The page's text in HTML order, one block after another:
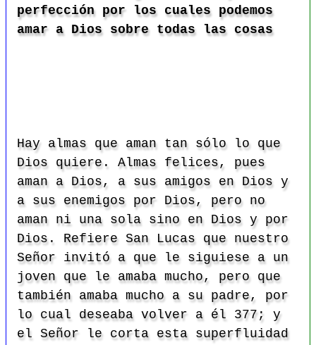
perfección por los cuales podemos
amar a Dios sobre todas las cosas
Hay almas que aman tan sólo lo que
Dios quiere. Almas felices, pues
aman a Dios, a sus amigos en Dios y
a sus enemigos por Dios, pero no
aman ni una sola sino en Dios y por
Dios. Refiere San Lucas que nuestro
Señor invitó a que le siguiese a un
joven que le amaba mucho, pero que
también amaba mucho a su padre, por
lo cual deseaba volver a él 377; y
el Señor le corta esta superfluidad